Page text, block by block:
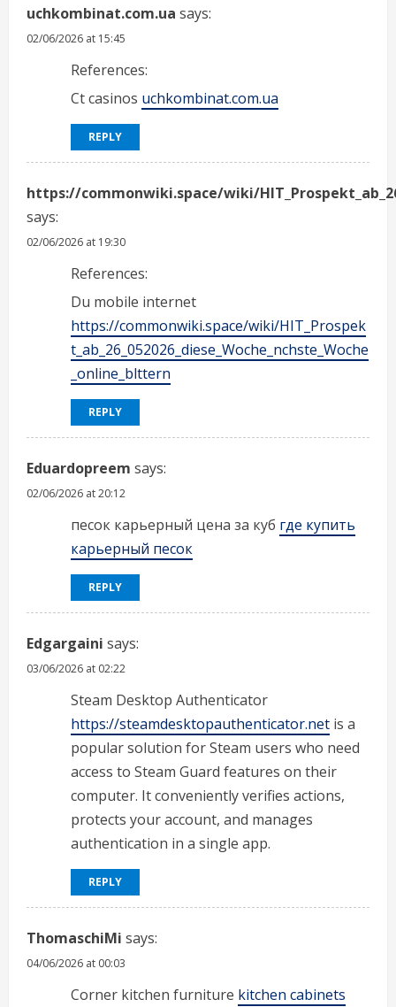
uchkombinat.com.ua says:
02/06/2026 at 15:45
References:
Ct casinos uchkombinat.com.ua
REPLY
https://commonwiki.space/wiki/
says:
02/06/2026 at 19:30
References:
Du mobile internet
https://commonwiki.space/wiki/HIT_Prospek
t_ab_26_052026_diese_Woche_nchste_Woche
_online_blttern
REPLY
Eduardopreem says:
02/06/2026 at 20:12
песок карьерный цена за куб где купить
карьерный песок
REPLY
Edgargaini says:
03/06/2026 at 02:22
Steam Desktop Authenticator
https://steamdesktopauthenticator.net is a
popular solution for Steam users who need
access to Steam Guard features on their
computer. It conveniently verifies actions,
protects your account, and manages
authentication in a single app.
REPLY
ThomaschiMi says:
04/06/2026 at 00:03
Corner kitchen furniture kitchen cabinets